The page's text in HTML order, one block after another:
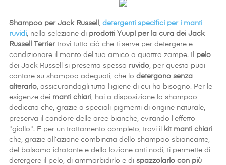
Shampoo per Jack Russell
detergenti specifici per i manti
ruvidi , nella selezione di prodotti Yuup! per la cura dei Jack
Russell Terrier trovi tutto ciò che ti serve per detergere e
condizionare il manto del tuo amico a quattro zampe. Il pelo
dei Jack Russell si presenta spesso ruvido , per questo puoi
contare su shampoo adeguati, che lo detergono senza
alterarlo , assicurandogli tutta l’igiene di cui ha bisogno. Per le
esigenze dei manti chiari , hai a disposizione lo shampoo
dedicato che, grazie a speciali pigmenti di origine naturale,
preserva il candore delle aree bianche, evitando l’effetto
"giallo". E per un trattamento completo, trovi il
kit manti chiari
che, grazie all’azione combinata dello shampoo sbiancante,
del balsamo idratante e della lozione anti nodi, ti permette di
detergere il pelo, di ammorbidirlo e di spazzolarlo con più